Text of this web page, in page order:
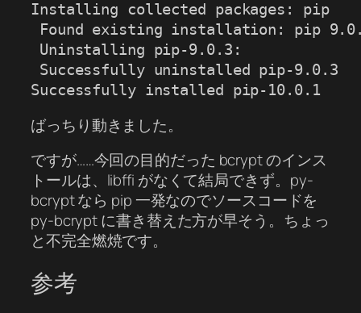
Installing collected packages: pip
Found existing installation: pip
Uninstalling pip-9.0.3:
Successfully uninstalled pip-9.0.3
Successfully installed pip-10.0.1
ばっちり動きました。
ですが……今回の目的だった bcrypt のインス
トールは、libffi がなくて結局できず。py-
bcrypt なら pip 一発なのでソースコードを
py-bcrypt に書き替えた方が早そう。ちょっ
と不完全燃焼です。
参考